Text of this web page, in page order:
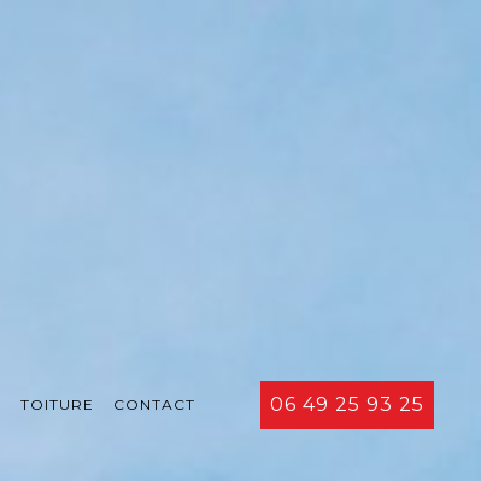
TOITURE CONTACT 06 49 25 93 25